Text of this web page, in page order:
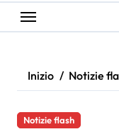
Inizio Notizie
Notizie flash